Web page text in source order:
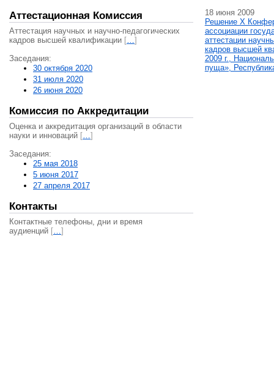
Аттестационная Комиссия
Аттестация научных и научно-педагогических
кадров высшей квалификации […]
Заседания:
30 октября 2020
31 июля 2020
26 июня 2020
Комиссия по Аккредитации
Оценка и аккредитация организаций в области
науки и инноваций […]
Заседания:
25 мая 2018
5 июня 2017
27 апреля 2017
Контакты
Контактные телефоны, дни и время
аудиенций […]
18 июня 2009
Решение X
ассоциации
аттестации
кадров высшей
2009 г.,
пуща»,